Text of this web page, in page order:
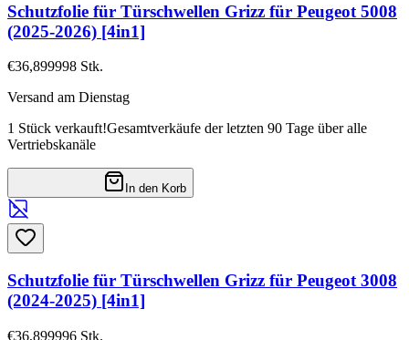
Schutzfolie für Türschwellen Grizz für Peugeot 5008
(2025-2026) [4in1]
€36,899998 Stk.
Versand am Dienstag
1 Stück verkauft!Gesamtverkäufe der letzten 90 Tage über alle
Vertriebskanäle
In den Korb
Schutzfolie für Türschwellen Grizz für Peugeot 3008
(2024-2025) [4in1]
€36,899996 Stk.